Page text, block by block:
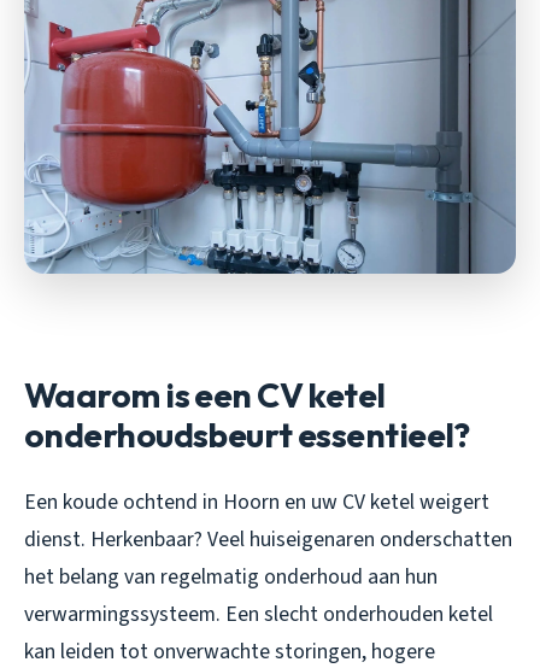
Waarom is een CV ketel
onderhoudsbeurt essentieel?
Een koude ochtend in Hoorn en uw CV ketel weigert
dienst. Herkenbaar? Veel huiseigenaren onderschatten
het belang van regelmatig onderhoud aan hun
verwarmingssysteem. Een slecht onderhouden ketel
kan leiden tot onverwachte storingen, hogere